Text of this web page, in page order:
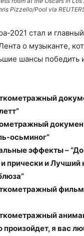
Pizzello/Pool via
2021 стал и
о музыканте,
шансы победить
осьминог”
эффекты –
прически и Лучший
фильм
произойдет, я вас